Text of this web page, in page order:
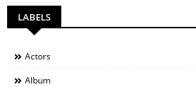
LABELS
Actors
Album